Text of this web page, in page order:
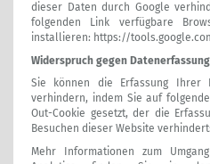
dieser Daten durch Google
folgenden Link verfügbare
installieren: https://
Widerspruch gegen Datenerfassung
Sie können die Erfassung Ihrer
verhindern, indem Sie auf
Out-Cookie gesetzt, der die
Besuchen dieser Website verhindert:
Mehr Informationen zum